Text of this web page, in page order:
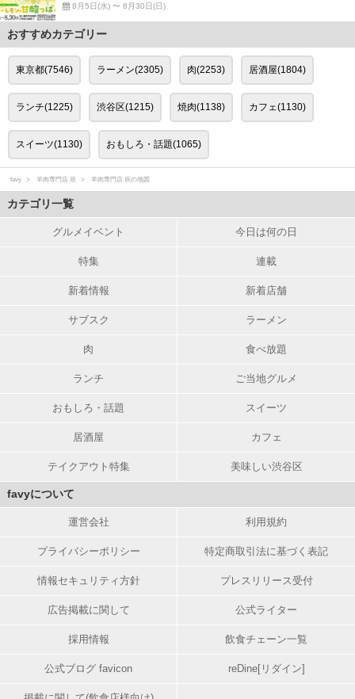
8月5日(水) 〜 8月30日(日)
おすすめカテゴリー
東京都(7546) ラーメン(2305) 肉(2253) 居酒屋(1804)
ランチ(1225) 渋谷区(1215) 焼肉(1138) カフェ(1130)
スイーツ(1130) おもしろ・話題(1065)
favy 羊肉専門店 辰 羊肉専門店 辰の地図
カテゴリ一覧
グルメイベント 今日は何の日
特集 連載
新着情報 新着店舗
サブスク ラーメン
肉 食べ放題
ランチ ご当地グルメ
おもしろ・話題 スイーツ
居酒屋 カフェ
テイクアウト特集 美味しい渋谷区
favyについて
運営会社 利用規約
プライバシーポリシー 特定商取引法に基づく表記
情報セキュリティ方針 プレスリリース受付
広告掲載に関して 公式ライター
採用情報 飲食チェーン一覧
公式ブログ favicon reDine[リダイン]